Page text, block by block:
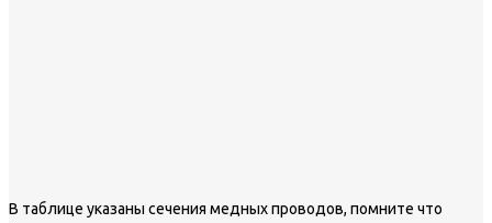
В таблице указаны сечения медных проводов, помните что